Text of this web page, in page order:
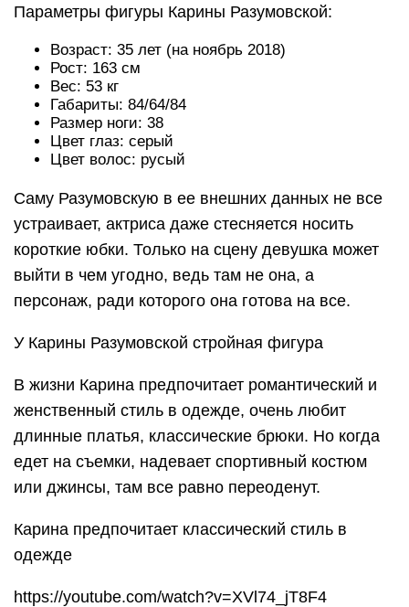
Параметры фигуры Карины Разумовской:
Возраст: 35 лет (на ноябрь 2018)
Рост: 163 см
Вес: 53 кг
Габариты: 84/64/84
Размер ноги: 38
Цвет глаз: серый
Цвет волос: русый
Саму Разумовскую в ее внешних данных не все
устраивает, актриса даже стесняется носить
короткие юбки. Только на сцену девушка может
выйти в чем угодно, ведь там не она, а
персонаж, ради которого она готова на все.
У Карины Разумовской стройная фигура
В жизни Карина предпочитает романтический и
женственный стиль в одежде, очень любит
длинные платья, классические брюки. Но когда
едет на съемки, надевает спортивный костюм
или джинсы, там все равно переоденут.
Карина предпочитает классический стиль в
одежде
https://youtube.com/watch?v=XVl74_jT8F4